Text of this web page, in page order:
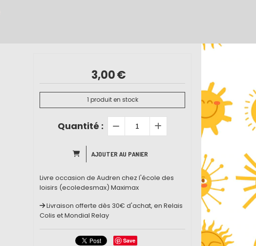
3,00€
1 produit en stock
Quantité :
AJOUTER AU PANIER
Livre occasion de Audren chez l'école des
loisirs (ecoledesmax) Maximax
Livraison offerte dès 30€ d'achat, en Relais
Colis et Mondial Relay
Save